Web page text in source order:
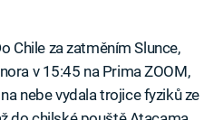
Chile za zatměním Slunce,
v 15:45 na Prima ZOOM,
nebe vydala trojice fyziků ze